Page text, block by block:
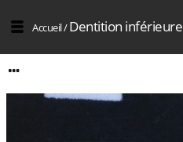
Accueil/Dentition inférieure